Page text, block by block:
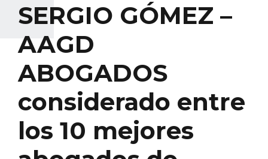
SERGIO GÓMEZ –
AAGD
ABOGADOS
considerado entre
los 10 mejores